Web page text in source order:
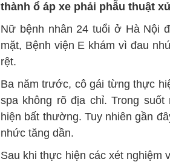
thành ổ áp xe phải phẫu thuật
Nữ bệnh nhân 24 tuổi ở Hà Nội
mặt, Bệnh viện E khám vì đau
rệt.
Ba năm trước, cô gái từng thực
spa không rõ địa chỉ. Trong
hiện bất thường. Tuy nhiên gần
nhức tăng dần.
Sau khi thực hiện các xét nghiệm